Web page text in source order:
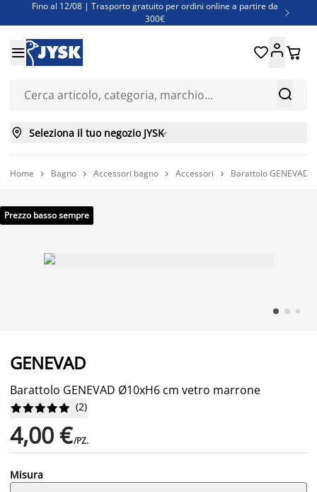
Fino al 12/08 | Trasporto gratuito per ordini online a partire da
300€

Super offerte d'estate | Oltre 1.500 articoli fino al 70%
Finanziamenti - Scegli il piano di rimborso più adatto a te


 
 Seleziona il tuo negozio JYSK
Home  Bagno  Accessori bagno  Accessori  Barattolo GENEVAD
Prezzo basso sempre
GENEVAD
Barattolo GENEVAD Ø10xH6 cm vetro marrone





 (2)
4,00 €/PZ.
Misura